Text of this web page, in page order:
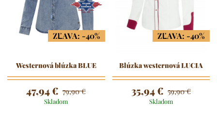
ZĽAVA: -40%
Westernová blúzka BLUE
47,94 € 79,90 €
Skladom
ZĽAVA: -40%
Blúzka westernová LUCIA
35,94 € 59,90 €
Skladom